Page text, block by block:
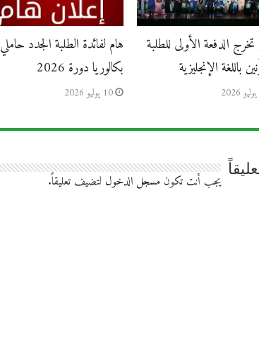
الدفعة الأولى للطلبة
باللغة الإنجليزية
هام لفائدة الطلبة الجدد حاملي
بكالوريا دورة 2026
10 يوليو 2026
يجب أنت تكونمسجل الدخول لتضيف تعليقاً.